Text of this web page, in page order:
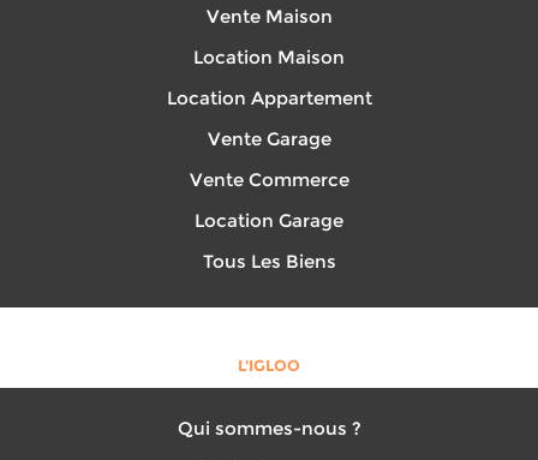
Vente Maison
Location Maison
Location Appartement
Vente Garage
Vente Commerce
Location Garage
Tous Les Biens
L'IGLOO
Qui sommes-nous ?